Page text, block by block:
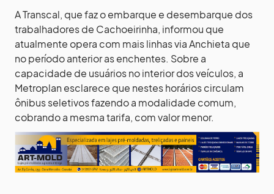
A Transcal, que faz o embarque e desembarque dos
trabalhadores de Cachoeirinha, informou que
atualmente opera com mais linhas via Anchieta que
no período anterior as enchentes. Sobre a
capacidade de usuários no interior dos veículos, a
Metroplan esclarece que nestes horários circulam
ônibus seletivos fazendo a modalidade comum,
cobrando a mesma tarifa, com valor menor.